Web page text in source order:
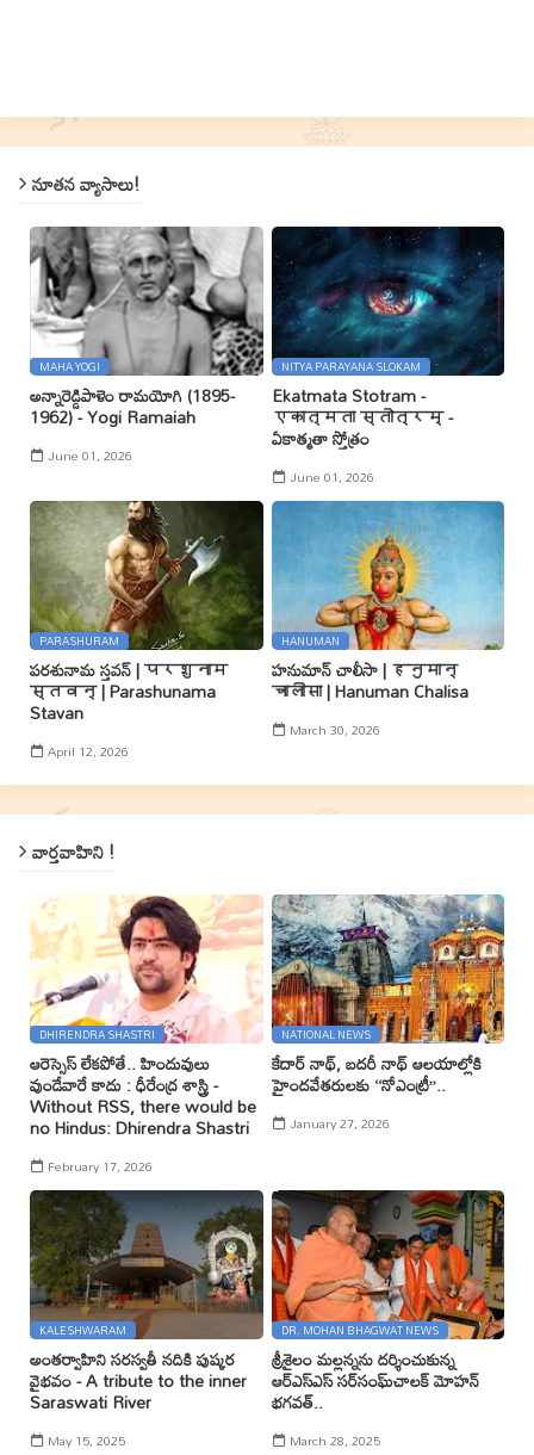
నూతన వ్యాసాలు!
MAHA YOGI
అన్నారెడ్డిపాళెం రామయోగి (1895-
1962) - Yogi Ramaiah
June 01, 2026
NITYA PARAYANA SLOKAM
Ekatmata Stotram -
एकात्मता स्तोत्रम् -
ఏకాత్మతా స్తోత్రం
June 01, 2026
PARASHURAM
పరశునామ స్తవన్ | परशुनाम
स्तवन् | Parashunama
Stavan
April 12, 2026
HANUMAN
హనుమాన్ చాలీసా | हनुमान्
चालीसा | Hanuman Chalisa
March 30, 2026
వార్తవాహిని !
DHIRENDRA SHASTRI
ఆరెస్సెస్ లేకపోతే.. హిందువులు
వుండేవారే కాదు : ధీరేంద్ర శాస్త్రి -
Without RSS, there would be
no Hindus: Dhirendra Shastri
February 17, 2026
NATIONAL NEWS
కేదార్ నాథ్, బదరీ నాథ్ ఆలయాల్లోకి
హైందవేతరులకు ‘‘నోఎంట్రీ’’..
January 27, 2026
KALESHWARAM
అంతర్వాహిని సరస్వతీ నదికి పుష్కర
వైభవం - A tribute to the inner
Saraswati River
May 15, 2025
DR. MOHAN BHAGWAT NEWS
శ్రీశైలం మల్లన్నను దర్శించుకున్న
ఆర్ఎస్ఎస్ సర్‌సంఘ్‌చాలక్ మోహన్
భగవత్..
March 28, 2025